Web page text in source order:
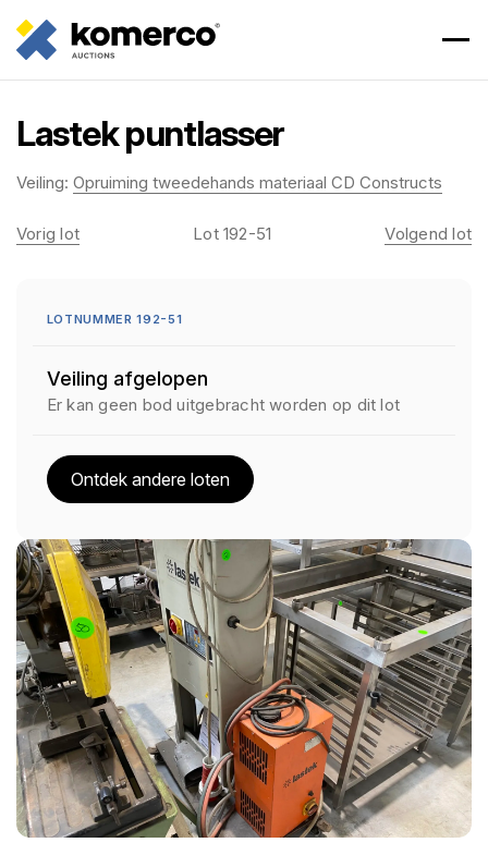
Lastek puntlasser
Veiling: Opruiming tweedehands materiaal CD Constructs
Vorig lot Lot 192-51 Volgend lot
LOTNUMMER 192-51
Veiling afgelopen
Er kan geen bod uitgebracht worden op dit lot
Ontdek andere loten